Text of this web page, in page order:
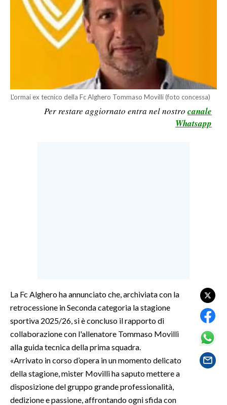
ECONOMIA
SERVIZI ALLE IMPRESE
SPETTACOLI
GOSSIP
SALUTE
SARDEGNA TURISMO
SARDI NEL MONDO
L'ormai ex tecnico della Fc Alghero Tommaso Movilli (foto concessa)
Per restare aggiornato entra nel nostro canale
Whatsapp
La Fc Alghero ha annunciato che, archiviata con la
retrocessione in Seconda categoria la stagione
sportiva 2025/26, si è concluso il rapporto di
collaborazione con l'allenatore Tommaso Movilli
alla guida tecnica della prima squadra.
«Arrivato in corso d’opera in un momento delicato
della stagione, mister Movilli ha saputo mettere a
disposizione del gruppo grande professionalità,
dedizione e passione, affrontando ogni sfida con